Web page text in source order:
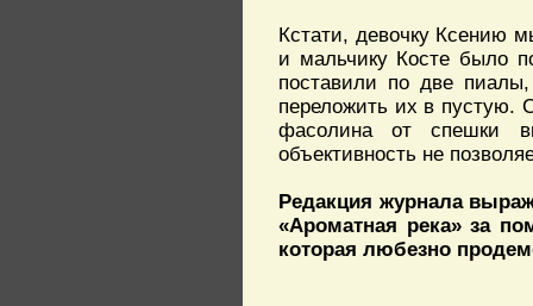
Кстати, девочку Ксению
и мальчику Косте было
поставили по две
переложить их в пустую.
фасолина от спешки
объективность не
Редакция журнала
«Ароматная река» за
которая любезно